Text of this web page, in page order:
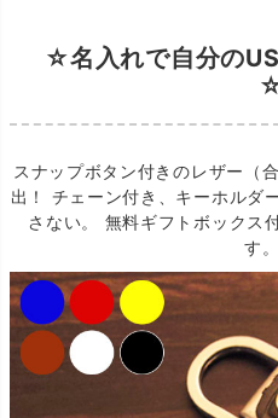
☆名入れで自分の
スナップボタン付きのレザー（
出！ チェーン付き、キーホルダ
さない。 無料ギフトボックス
す。